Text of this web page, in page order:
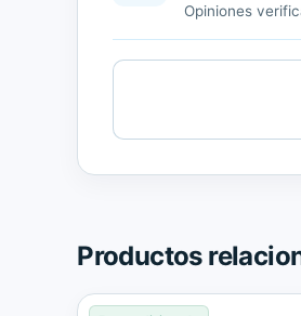
Opiniones
de
Productos